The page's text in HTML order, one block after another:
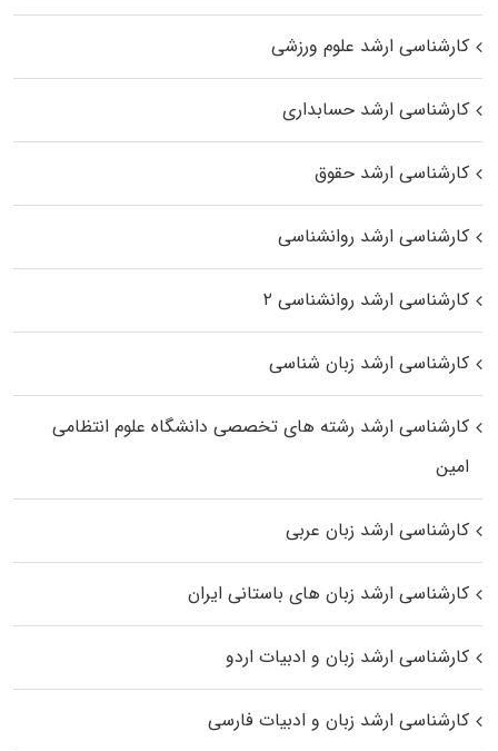
کارشناسی ارشد علوم ورزشی
کارشناسی ارشد حسابداری
کارشناسی ارشد حقوق
کارشناسی ارشد روانشناسی
کارشناسی ارشد روانشناسی ۲
کارشناسی ارشد زبان شناسی
کارشناسی ارشد رﺷﺘﻪ ﻫﺎی تخصصی داﻧﺸﮕﺎه ﻋﻠﻮم انتظامی
اﻣﻴﻦ
کارشناسی ارشد زبان عربی
کارشناسی ارشد زبان‌ های باستانی ایران
کارشناسی ارشد زبان و ادبیات اردو
کارشناسی ارشد زبان و ادبیات فارسی